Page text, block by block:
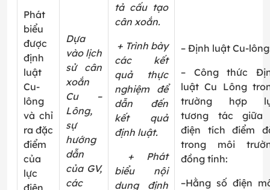
Phát
biểu
được
định
luật
Cu-
lông
và chỉ
ra đặc
điểm
của
lực
điện
Dựa
vào lịch
sử cân
xoắn
Cu –
Lông,
sự
hướng
dẫn
của GV,
các
tả cấu tạo
cân xoắn.
+ Trình bày
các kết
quả thực
nghiệm để
dẫn đến
kết quả
định luật.
+ Phát
biểu nội
dung định
– Định luật Cu-
– Công thức
luật Cu Lông
trường hợp
tương tác giữa
điện tích điểm
trong môi
đồng tính:
–Hằng số điện